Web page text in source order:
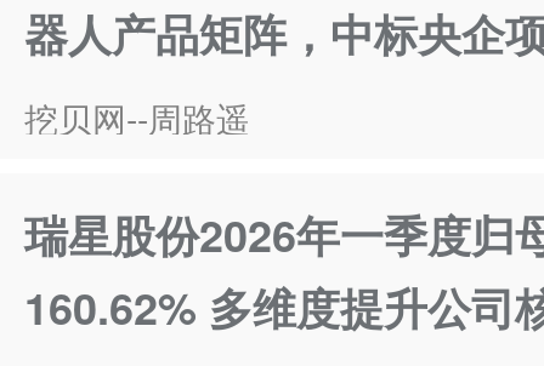
器人产品矩阵，中标央企
挖贝网--周路遥
瑞星股份2026年一季度归
160.62% 多维度提升公司